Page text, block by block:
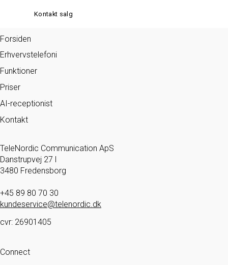
Kontakt salg
Forsiden
Erhvervstelefoni
Funktioner
Priser
AI-receptionist
Kontakt
TeleNordic Communication ApS
Danstrupvej 27 l
3480 Fredensborg
+45 89 80 70 30
kundeservice@telenordic.dk
cvr: 26901405
Connect